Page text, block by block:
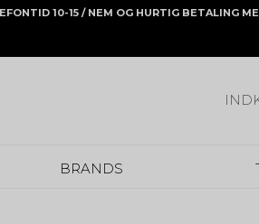
10-15 / NEM OG HURTIG BETALING
BRANDS